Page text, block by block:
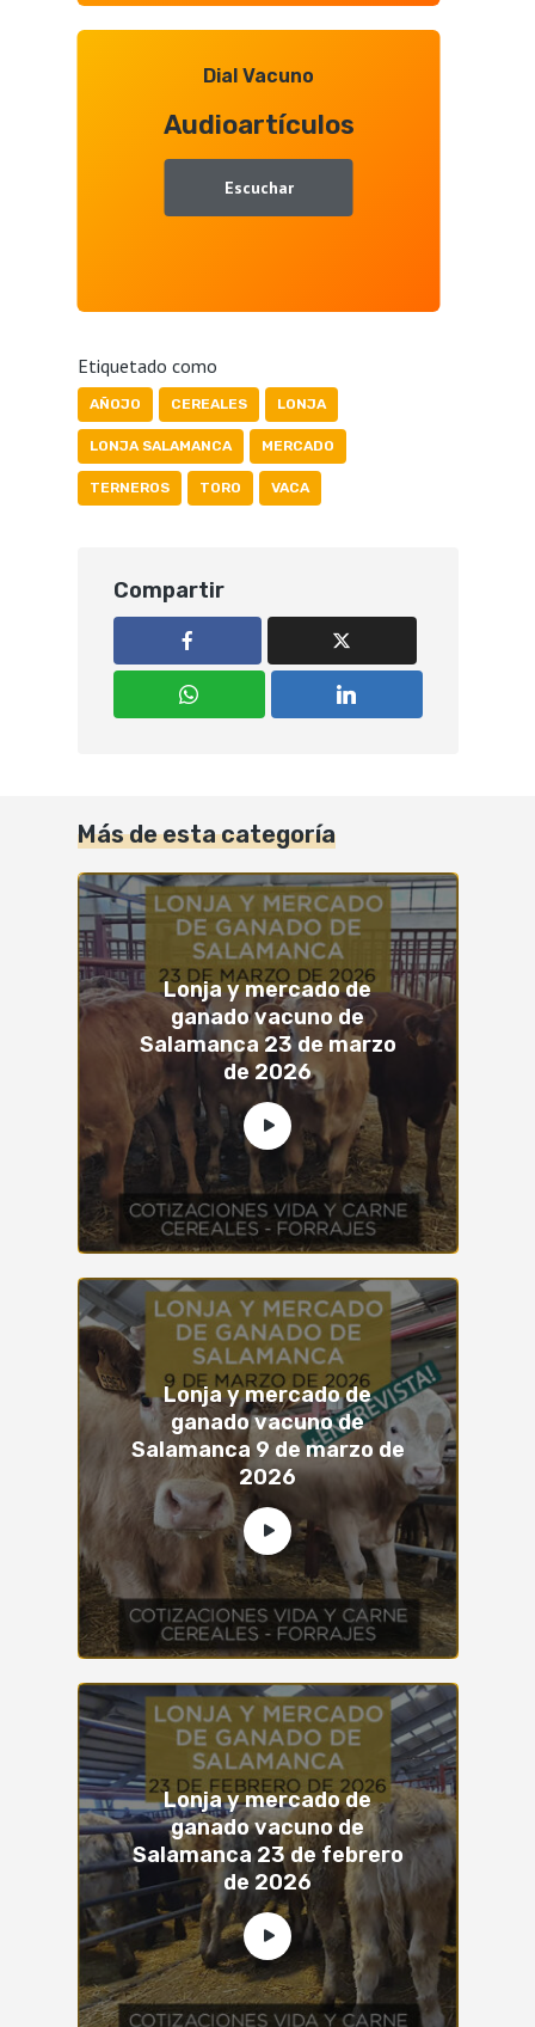
Dial Vacuno
Audioartículos
Escuchar
Etiquetado como
AÑOJO CEREALES LONJA
LONJA SALAMANCA MERCADO
TERNEROS TORO VACA
Compartir
Más de esta categoría
Lonja y mercado de
ganado vacuno de
Salamanca 23 de marzo
de 2026
Lonja y mercado de
ganado vacuno de
Salamanca 9 de marzo de
2026
Lonja y mercado de
ganado vacuno de
Salamanca 23 de febrero
de 2026